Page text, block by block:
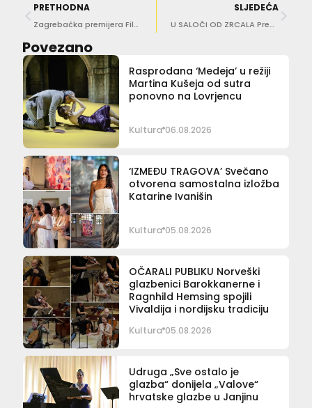
PRETHODNA
Zagrebačka premijera Filantropa
SLJEDEĆA
U SALOČI OD ZRCALA Predstavljanje knjige Nikice Anić ‘Tragovima duše’
Povezano
Rasprodana ‘Medeja’ u režiji
Martina Kušeja od sutra
ponovno na Lovrjencu
Kultura 06.08.2026
‘IZMEĐU TRAGOVA’ Svečano
otvorena samostalna izložba
Katarine Ivanišin
Kultura 05.08.2026
OČARALI PUBLIKU Norveški
glazbenici Barokkanerne i
Ragnhild Hemsing spojili
Vivaldija i nordijsku tradiciju
Kultura 05.08.2026
Udruga „Sve ostalo je
glazba“ donijela „Valove“
hrvatske glazbe u Janjinu